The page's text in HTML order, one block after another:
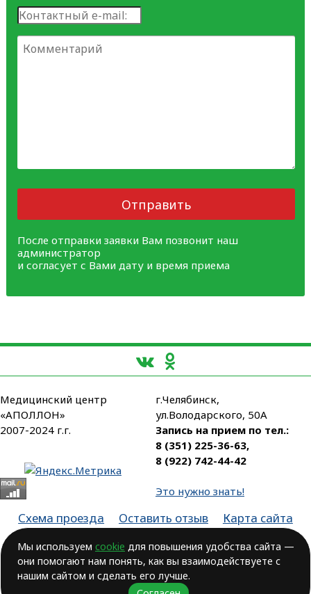
Отправить
После отправки заявки Вам позвонит наш
администратор
и согласует с Вами дату и время приема
Медицинский центр
«АПОЛЛОН»
2007-2024 г.г.
г.Челябинск,
ул.Володарского, 50А
Запись на прием по тел.:
8 (351) 225-36-63,
8 (922) 742-44-42
Это нужно знать!
Схема проезда Оставить отзыв
Карта сайта
Лицензия № ЛО-74-01-003806, от 14.10.2016, выдана Министерством
здравоохранения Челябинской области
Мы используем cookie для повышения удобства сайта —
они помогают нам понять, как вы взаимодействуете с
нашим сайтом и сделать его лучше.